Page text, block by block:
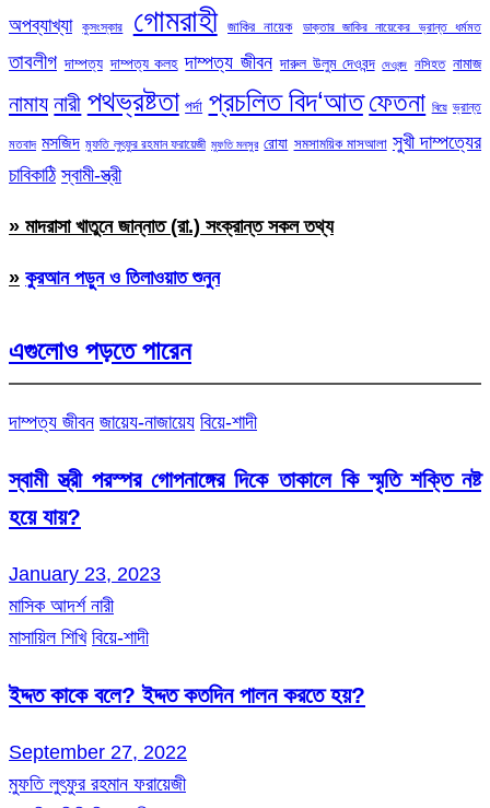
অপব্যাখ্যা কুসংস্কার গোমরাহী জাকির নায়েক ডাক্তার জাকির নায়েকের ভ্রান্ত ধর্মমত
তাবলীগ দাম্পত্য দাম্পত্য কলহ দাম্পত্য জীবন দারুল উলুম দেওবন্দ দেওবন্দ নসিহত নামাজ
নামায নারী পথভ্রষ্টতা পর্দা প্রচলিত বিদ‘আত ফেতনা বিয়ে ভ্রান্ত
মতবাদ মসজিদ মুফতি লুৎফুর রহমান ফরায়েজী মুফতি মনসুর রোযা সমসাময়িক মাসআলা সুখী দাম্পত্যের
চাবিকাঠি স্বামী-স্ত্রী
» মাদরাসা খাতুনে জান্নাত (রা.) সংক্রান্ত সকল তথ্য
» কুরআন পড়ুন ও তিলাওয়াত শুনুন
এগুলোও পড়তে পারেন
দাম্পত্য জীবন জায়েয-নাজায়েয বিয়ে-শাদী
স্বামী স্ত্রী পরস্পর গোপনাঙ্গের দিকে তাকালে কি স্মৃতি শক্তি নষ্ট
হয়ে যায়?
January 23, 2023
মাসিক আদর্শ নারী
মাসায়িল শিখি বিয়ে-শাদী
ইদ্দত কাকে বলে? ইদ্দত কতদিন পালন করতে হয়?
September 27, 2022
মুফতি লুৎফুর রহমান ফরায়েজী